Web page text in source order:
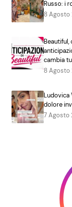
Russo: i
8 Agosto
Beautiful,
cambia
8 Agosto
Ludovica
dolore
7 Agosto